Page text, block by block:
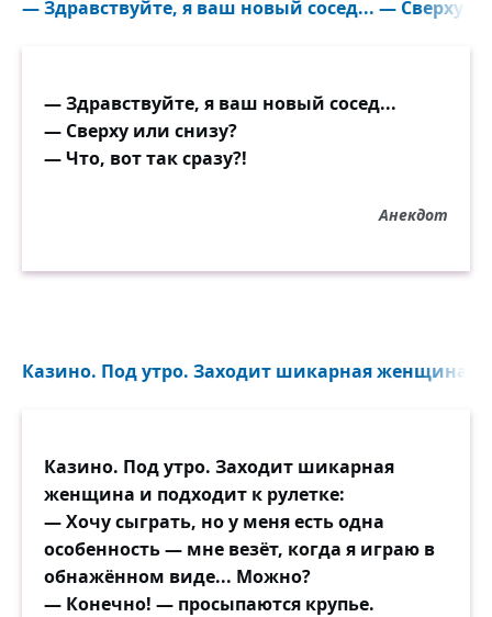
— Здравствуйте, я ваш новый сосед... — Сверху
— Здравствуйте, я ваш новый сосед...
— Сверху или снизу?
— Что, вот так сразу?!
Анекдот
Казино. Под утро. Заходит шикарная женщина и
Казино. Под утро. Заходит шикарная
женщина и подходит к рулетке:
— Хочу сыграть, но у меня есть одна
особенность — мне везёт, когда я играю в
обнажённом виде... Можно?
— Конечно! — просыпаются крупье.